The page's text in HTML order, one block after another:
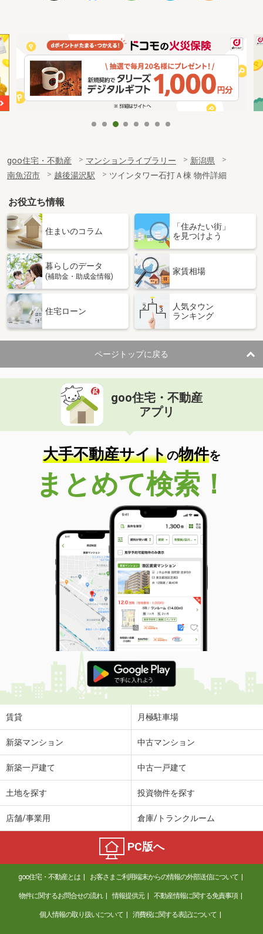
goo住宅・不動産 マンションライブラリー
新潟県
南魚沼市
越後湯沢駅 ツインタワー石打Ａ棟 物件詳細
お役立ち情報
住まいのコラム
「住みたい街」
を見つけよう
暮らしのデータ
(補助金・助成金情報)
家賃相場
住宅ローン
人気タウン
ランキング
ページトップに戻る
goo住宅・不動産
アプリ
大手不動産サイトの物件を
まとめて検索！
賃貸 月極駐車場
新築マンション 中古マンション
新築一戸建て 中古一戸建て
土地を探す 投資物件を探す
店舗/事業用 倉庫/トランクルーム
PC版へ
goo住宅・不動産とは お客さまご利用端末からの情報の外部送信について
物件に関するお問合せの流れ 情報提供元 不動産情報に関する免責事項
個人情報の取り扱いについて 消費税に関する表記について